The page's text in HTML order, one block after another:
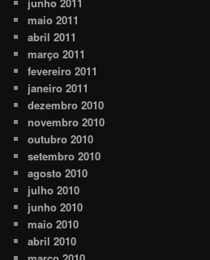
maio 2011
abril 2011
março 2011
fevereiro 2011
janeiro 2011
dezembro 2010
novembro 2010
outubro 2010
setembro 2010
agosto 2010
julho 2010
junho 2010
maio 2010
abril 2010